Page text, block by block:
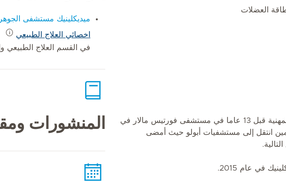
طاقة العضلات
بدأ بونو حياته المهنية قبل 13 عاما في مستشفى فورتيس مالار في
انتقل إلى مستشفيات أبولو حيث أمضى
في عام 2015.
ميديكلينيك مستشفى
اخصائي العلاج الطبيعي
في القسم العلاج الطبيعي
المنشورات